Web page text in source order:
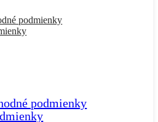
podmienky
podmienky